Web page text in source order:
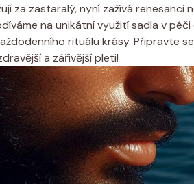
za zastaralý, nyní zažívá renesanci
na unikátní využití sadla v
rituálu krásy. Připravte
a zářivější pleti!